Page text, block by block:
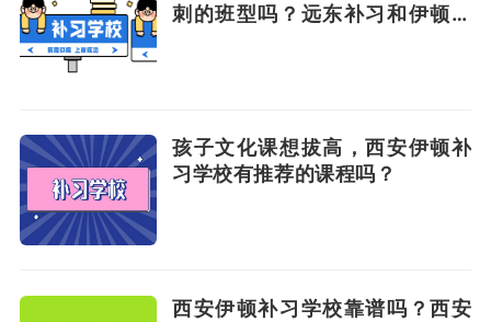
刺的班型吗？远东补习和伊顿补
孩子文化课想拔高，西安伊顿补
习学校有推荐的课程吗？
西安伊顿补习学校靠谱吗？西安